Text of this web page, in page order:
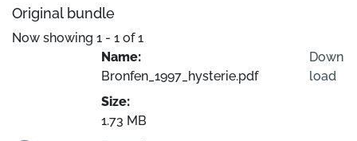
Original bundle
Now showing 1 - 1 of 1
Name:
Bronfen_1997_hysterie.pdf
Size:
1.73 MB
Down
load